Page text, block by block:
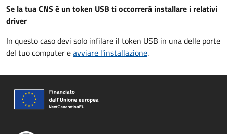
Se la tua CNS è un token USB ti occorrerà installare i relativi
driver
In questo caso devi solo infilare il token USB in una delle porte
del tuo computer eavviare l'installazione.